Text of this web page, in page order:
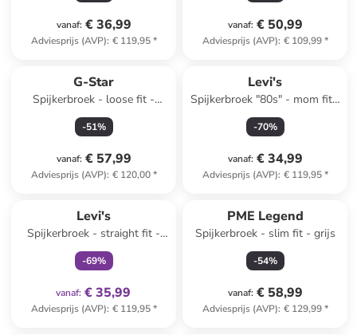
vanaf: € 36,99
Adviesprijs (AVP): € 119,95*
vanaf: € 50,99
Adviesprijs (AVP): € 109,99*
G-Star
Spijkerbroek - loose fit -
lichtblauw
-51%
vanaf: € 57,99
Adviesprijs (AVP): € 120,00*
Levi's
Spijkerbroek "80s" - mom fit -
lichtblauw
-70%
vanaf: € 34,99
Adviesprijs (AVP): € 119,95*
Levi's
Spijkerbroek - straight fit -
blauw
-69%
vanaf: € 35,99
Adviesprijs (AVP): € 119,95*
PME Legend
Spijkerbroek - slim fit - grijs
-54%
vanaf: € 58,99
Adviesprijs (AVP): € 129,99*